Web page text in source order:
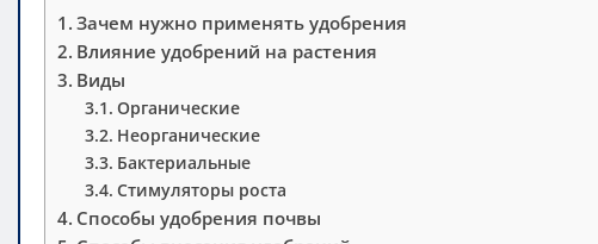
Зачем нужно применять удобрения
Влияние удобрений на растения
Виды
Органические
Неорганические
Бактериальные
Стимуляторы роста
Способы удобрения почвы